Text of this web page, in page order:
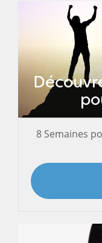
8 Semaines